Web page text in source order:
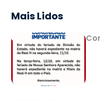
Mais Lidos